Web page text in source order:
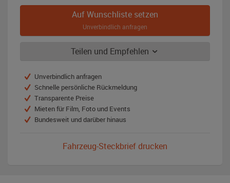
Auf Wunschliste setzen
Unverbindlich anfragen
Teilen und Empfehlen
Unverbindlich anfragen
Schnelle persönliche Rückmeldung
Transparente Preise
Mieten für Film, Foto und Events
Bundesweit und darüber hinaus
Fahrzeug-Steckbrief drucken